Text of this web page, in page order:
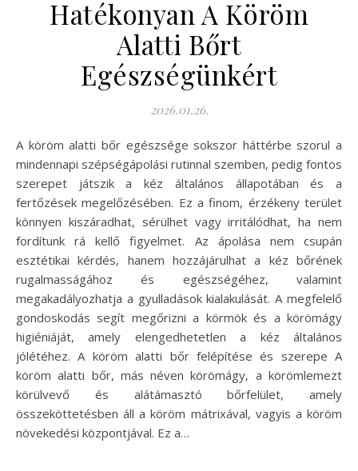
Hatékonyan A Köröm
Alatti Bőrt
Egészségünkért
2026.01.26.
A köröm alatti bőr egészsége sokszor háttérbe szorul a
mindennapi szépségápolási rutinnal szemben, pedig fontos
szerepet játszik a kéz általános állapotában és a
fertőzések megelőzésében. Ez a finom, érzékeny terület
könnyen kiszáradhat, sérülhet vagy irritálódhat, ha nem
fordítunk rá kellő figyelmet. Az ápolása nem csupán
esztétikai kérdés, hanem hozzájárulhat a kéz bőrének
rugalmasságához és egészségéhez, valamint
megakadályozhatja a gyulladások kialakulását. A megfelelő
gondoskodás segít megőrizni a körmök és a körömágy
higiéniáját, amely elengedhetetlen a kéz általános
jólétéhez. A köröm alatti bőr felépítése és szerepe A
köröm alatti bőr, más néven körömágy, a körömlemezt
körülvevő és alátámasztó bőrfelület, amely
összeköttetésben áll a köröm mátrixával, vagyis a köröm
növekedési központjával. Ez a…